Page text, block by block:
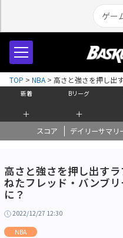
新着
＋
Bリーグ
＋
スコア デイリーサマリ
TOP > NBA > 高さと強さを押し出
ッド・バンブリート、冬の移籍市
高さと強さを押し出す
ねたフレッド・バンブ
に？
2022/12/27 12:30
NBA